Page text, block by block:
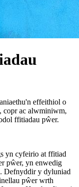
effeithiol o
copr ac alwminiwm,
ffitiadau pŵer.
yn cyfeirio at ffitiad
pŵer, yn enwedig
Defnyddir y dyluniad
pŵer wrth